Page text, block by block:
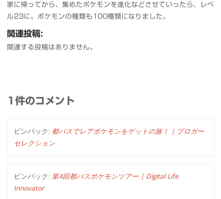
家に帰ってから、集めたポケモンを進化などさせていったら、レベ
ル23に。ポケモンの種類も100種類になりました。
関連投稿:
関連する投稿はありません。
1件のコメント
ピンバック: 都バスでレアポケモンをゲットの旅！ | ブロガー
セレクション
ピンバック: 第4回都バスポケモンツアー | Digital Life
Innovator